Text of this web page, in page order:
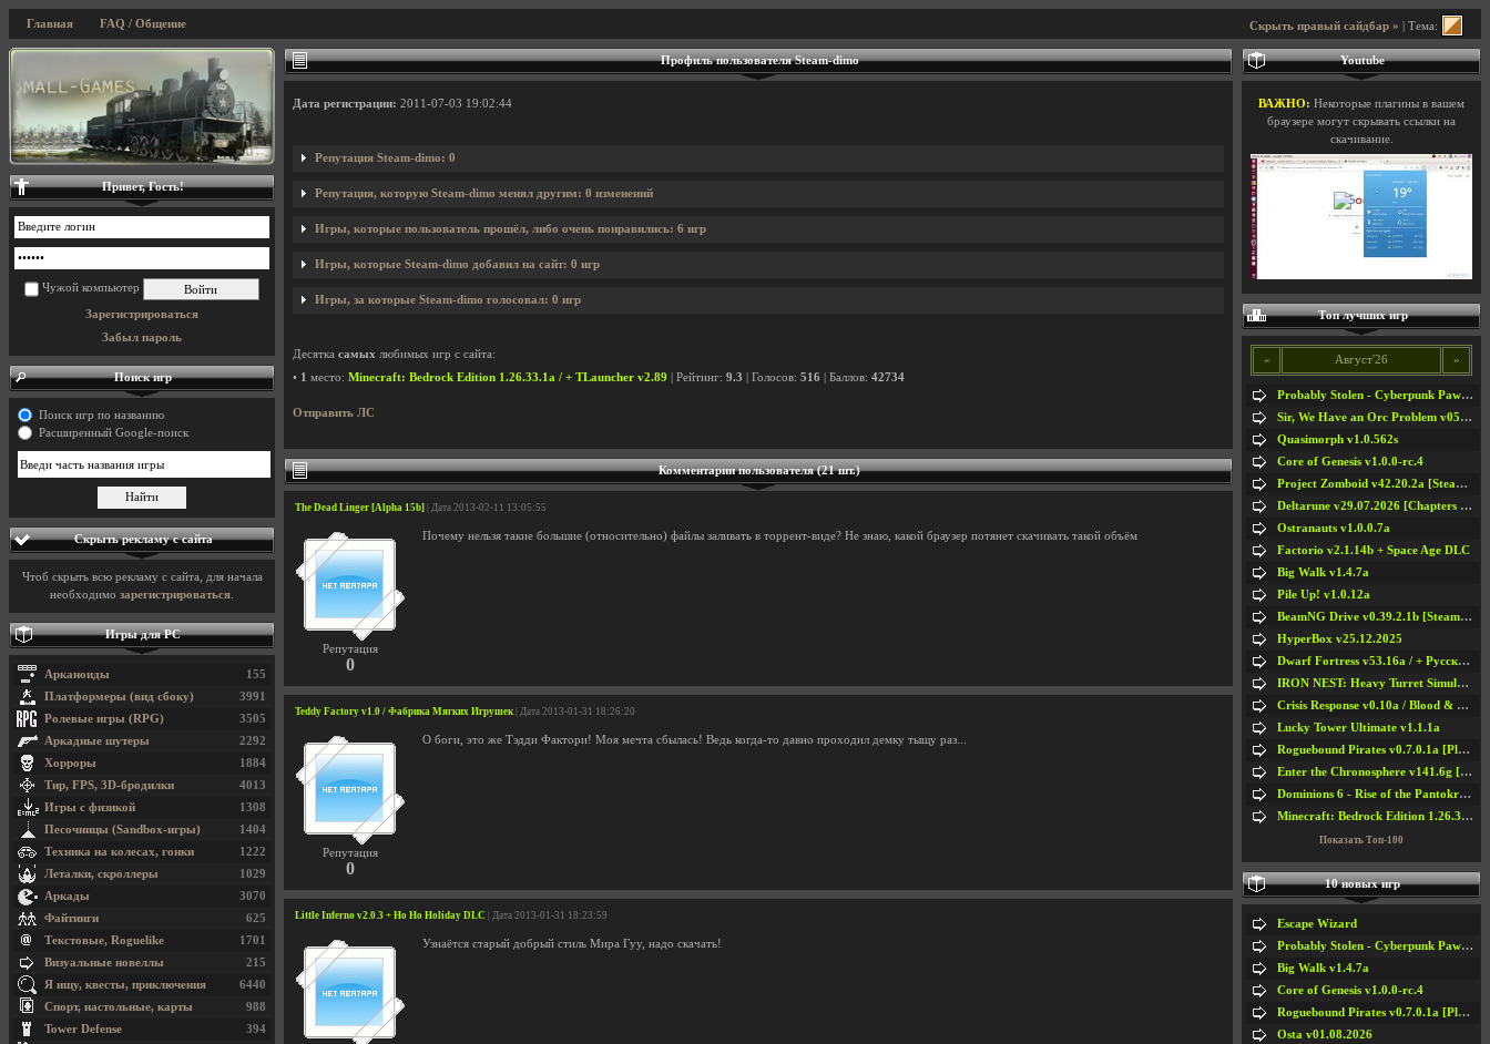
Скрыть правый сайдбар » | Тема:
Главная FAQ / Общение
Профиль пользователя Steam-dimo
Дата регистрации: 2011-07-03 19:02:44
Репутация Steam-dimo: 0
Репутация, которую Steam-dimo менял другим: 0 изменений
Игры, которые пользователь прошёл, либо очень понравились: 6 игр
Игры, которые Steam-dimo добавил на сайт: 0 игр
Игры, за которые Steam-dimo голосовал: 0 игр
Десятка самых любимых игр с сайта:
• 1 место: Minecraft: Bedrock Edition 1.26.33.1a / + TLauncher v2.89 | Рейтинг: 9.3 | Голосов: 516 | Баллов: 42734
Отправить ЛС
Комментарии пользователя (21 шт.)
The Dead Linger [Alpha 15b] | Дата 2013-02-11 13:05:55
Репутация
0
Почему нельзя такие большие (относительно) файлы заливать в торрент-виде? Не знаю, какой браузер потянет скачивать такой объём
Teddy Factory v1.0 / Фабрика Мягких Игрушек | Дата 2013-01-31 18:26:20
Репутация
0
О боги, это же Тэдди Фактори! Моя мечта сбылась! Ведь когда-то давно проходил демку тыщу раз...
Little Inferno v2.0.3 + Ho Ho Holiday DLC | Дата 2013-01-31 18:23:59
Узнаётся старый добрый стиль Мира Гуу, надо скачать!
Привет, Гость!
Чужой компьютер
Зарегистрироваться
Забыл пароль
Поиск игр
Поиск игр по названию
Расширенный Google-поиск
Скрыть рекламу с сайта
Чтоб скрыть всю рекламу с сайта, для начала
необходимо зарегистрироваться
Игры для PC
155
Арканоиды
3991
Платформеры (вид сбоку)
3505
Ролевые игры (RPG)
2292
Аркадные шутеры
1884
Хорроры
4013
Тир, FPS, 3D-бродилки
1308
Игры с физикой
1404
Песочницы (Sandbox-игры)
1222
Техника на колесах, гонки
1029
Леталки, скроллеры
3070
Аркады
625
Файтинги
1701
Текстовые, Roguelike
215
Визуальные новеллы
6440
Я ищу, квесты, приключения
988
Спорт, настольные, карты
394
Tower Defense
Youtube
ВАЖНО: Некоторые плагины в вашем
браузере могут скрывать ссылки на
скачивание.
Топ лучших игр
« Август'26 »
Probably Stolen - Cyberpunk Pawnshop Simulator v048c [Playtest]
Sir, We Have an Orc Problem v05.08.2026
Quasimorph v1.0.562s
Core of Genesis v1.0.0-rc.4
Project Zomboid v42.20.2a [Steam Early Access]
Deltarune v29.07.2026 [Chapters 1-5] / + RUS [Chapters 1-5]
Ostranauts v1.0.0.7a
Factorio v2.1.14b + Space Age DLC
Big Walk v1.4.7a
Pile Up! v1.0.12a
BeamNG Drive v0.39.2.1b [Steam Early Access]
HyperBox v25.12.2025
Dwarf Fortress v53.16a / + Русская Версия v50.12a
IRON NEST: Heavy Turret Simulator v1.0a
Crisis Response v0.10a / Blood & Bullet
Lucky Tower Ultimate v1.1.1a
Roguebound Pirates v0.7.0.1a [Playtest]
Enter the Chronosphere v141.6g [Steam Early Access]
Dominions 6 - Rise of the Pantokrator v6.35a
Minecraft: Bedrock Edition 1.26.33.1a / + TLauncher v2.89
Показать Топ-100
10 новых игр
Escape Wizard
Probably Stolen - Cyberpunk Pawnshop Simulator v048c [Playtest]
Big Walk v1.4.7a
Core of Genesis v1.0.0-rc.4
Roguebound Pirates v0.7.0.1a [Playtest]
Osta v01.08.2026